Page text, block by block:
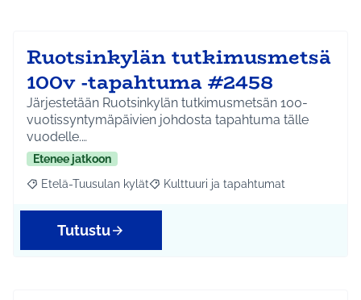
Ruotsinkylän tutkimusmetsä
100v -tapahtuma #2458
Järjestetään Ruotsinkylän tutkimusmetsän 100-
vuotissyntymäpäivien johdosta tapahtuma tälle
vuodelle.…
Etenee jatkoon
Rajaa tulokset aihepiirin mukaan: Etelä-Tuusulan kylät
Etelä-Tuusulan kylät Rajaa tulokset teeman mukaan:
Kulttuuri ja tapahtumat
Tutustu